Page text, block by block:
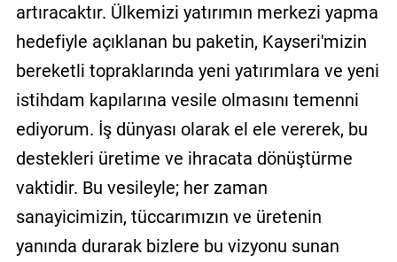
artıracaktır. Ülkemizi yatırımın merkezi yapma
hedefiyle açıklanan bu paketin, Kayseri'mizin
bereketli topraklarında yeni yatırımlara ve yeni
istihdam kapılarına vesile olmasını temenni
ediyorum. İş dünyası olarak el ele vererek, bu
destekleri üretime ve ihracata dönüştürme
vaktidir. Bu vesileyle; her zaman
sanayicimizin, tüccarımızın ve üretenin
yanında durarak bizlere bu vizyonu sunan